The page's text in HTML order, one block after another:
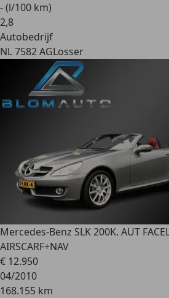
- (l/100 km)
2,8
Autobedrijf
NL 7582 AGLosser
Mercedes-Benz SLK 200K. AUT
AIRSCARF+NAV
€ 12.950
04/2010
168.155 km